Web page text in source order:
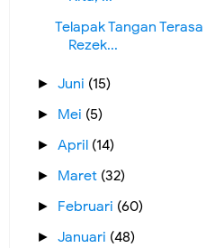
Telapak Tangan
Rezek...
►Juni (15)
► Mei (5)
►April (14)
► Maret (32)
► Februari (60)
►Januari (48)